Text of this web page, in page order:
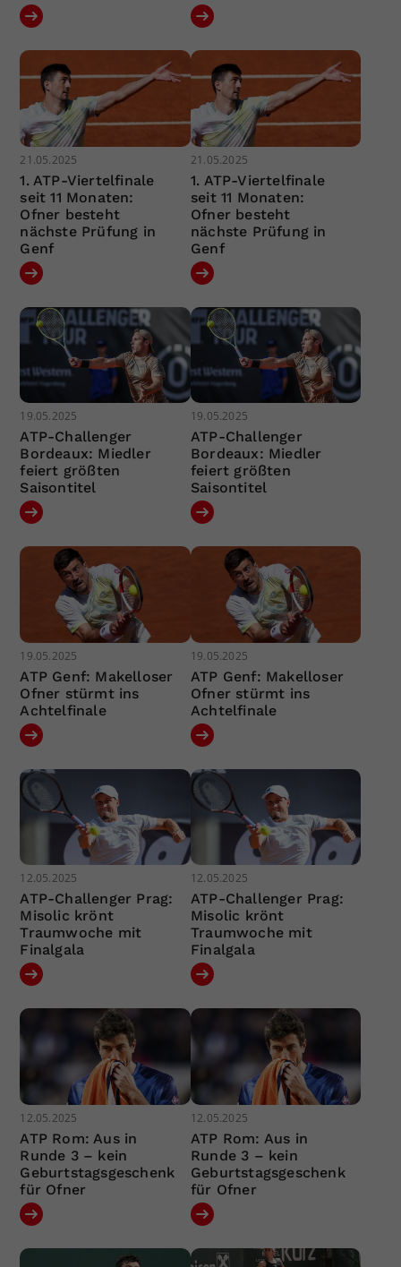
21.05.2025
1. ATP-Viertelfinale
seit 11 Monaten:
Ofner besteht
nächste Prüfung in
Genf
21.05.2025
1. ATP-Viertelfinale
seit 11 Monaten:
Ofner besteht
nächste Prüfung in
Genf
19.05.2025
ATP-Challenger
Bordeaux: Miedler
feiert größten
Saisontitel
19.05.2025
ATP-Challenger
Bordeaux: Miedler
feiert größten
Saisontitel
19.05.2025
ATP Genf: Makelloser
Ofner stürmt ins
Achtelfinale
19.05.2025
ATP Genf: Makelloser
Ofner stürmt ins
Achtelfinale
12.05.2025
ATP-Challenger Prag:
Misolic krönt
Traumwoche mit
Finalgala
12.05.2025
ATP-Challenger Prag:
Misolic krönt
Traumwoche mit
Finalgala
12.05.2025
ATP Rom: Aus in
Runde 3 – kein
Geburtstagsgeschenk
für Ofner
12.05.2025
ATP Rom: Aus in
Runde 3 – kein
Geburtstagsgeschenk
für Ofner